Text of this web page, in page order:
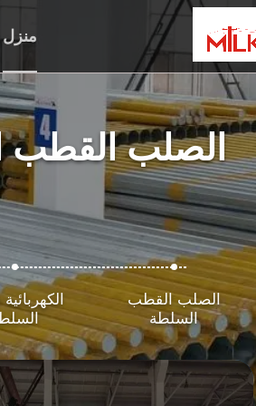
منزل
الصلب القطب
الصلب القطب
السلطة